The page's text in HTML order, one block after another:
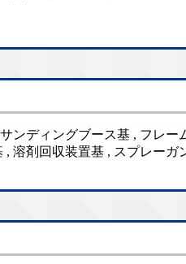
ンディングブース基 , フレ
, 溶剤回収装置基 , スプレー